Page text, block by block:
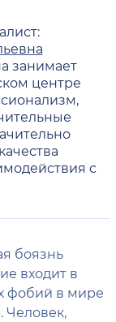
занимает
центре
с
боязнь
входит в
фобий в мире
Человек,